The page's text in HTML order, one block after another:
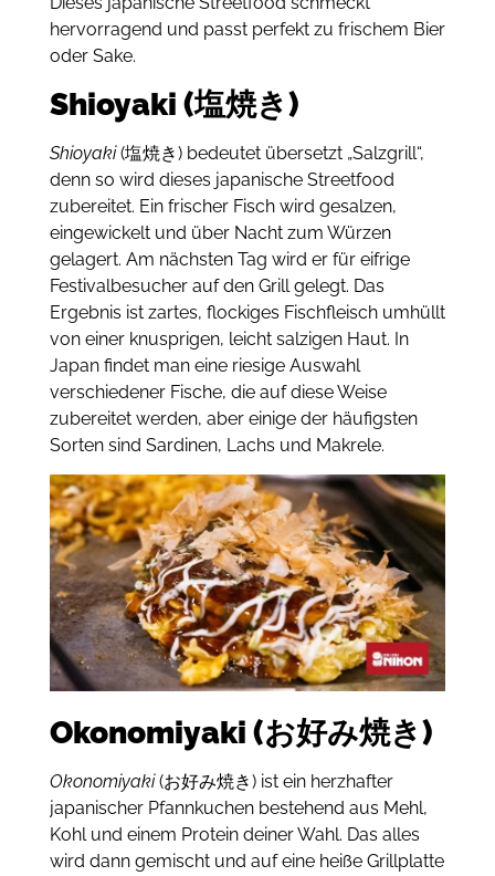
hervorragend und passt perfekt zu frischem Bier
oder Sake.
Shioyaki (塩焼き)
Shioyaki(塩焼き) bedeutet übersetzt „Salzgrill“,
denn so wird dieses japanische Streetfood
zubereitet. Ein frischer Fisch wird gesalzen,
eingewickelt und über Nacht zum Würzen
gelagert. Am nächsten Tag wird er für eifrige
Festivalbesucher auf den Grill gelegt. Das
Ergebnis ist zartes, flockiges Fischfleisch umhüllt
von einer knusprigen, leicht salzigen Haut. In
Japan findet man eine riesige Auswahl
verschiedener Fische, die auf diese Weise
zubereitet werden, aber einige der häufigsten
Sorten sind Sardinen, Lachs und Makrele.
Okonomiyaki (お好み焼き)
Okonomiyaki(お好み焼き) ist ein herzhafter
japanischer Pfannkuchen bestehend aus Mehl,
Kohl und einem Protein deiner Wahl. Das alles
wird dann gemischt und auf eine heiße Grillplatte